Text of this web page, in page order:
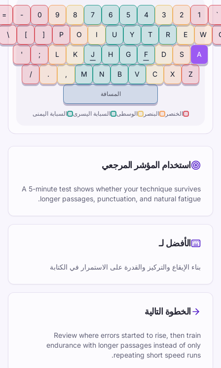
W
O
N
M
المسافة
الخنصر البنصر الوسطى السبابة اليسرى السبابة اليمنى
استخدام المؤشر المرجعي
A 5-minute test shows whether your technique survives
longer passages, punctuation, and natural fatigue.
الأفضل لـ
بناء الإيقاع والتركيز والقدرة على الاستمرار في الكتابة
الخطوة التالية
Review where errors started to rise, then train
endurance with longer passages instead of only
repeating short speed runs.